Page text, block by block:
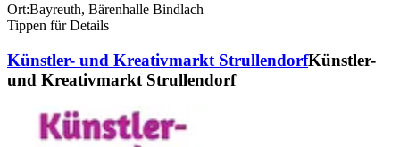
Ort:Bayreuth, Bärenhalle Bindlach
Tippen für Details
Künstler- und Kreativmarkt StrullendorfKünstler-
und Kreativmarkt Strullendorf